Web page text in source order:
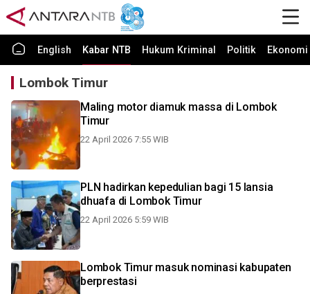
English Kabar NTB Hukum Kriminal Politik
Lombok Timur
Maling motor diamuk massa di Lombok
Timur
22 April 2026 7:55 WIB
PLN hadirkan kepedulian bagi 15 lansia
dhuafa di Lombok Timur
22 April 2026 5:59 WIB
Lombok Timur masuk nominasi kabupaten
berprestasi